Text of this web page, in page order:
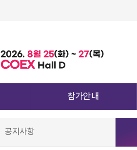
2026. 8월 25(화) ~ 27(목)
COEX Hall D
참가안내
공지사항